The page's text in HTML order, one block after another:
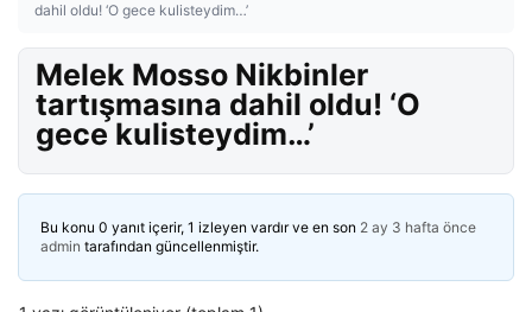
dahil oldu! ‘O gece kulisteydim…’
Melek Mosso Nikbinler
tartışmasına dahil oldu! ‘O
gece kulisteydim…’
Bu konu 0 yanıt içerir, 1 izleyen vardır ve en son 2 ay 3 hafta önce
admin tarafından güncellenmiştir.